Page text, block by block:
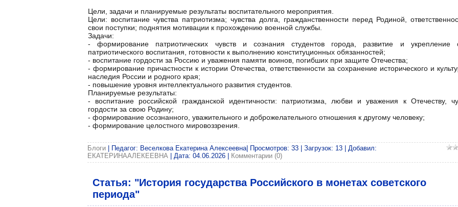
Цели, задачи и планируемые результаты воспитательного мероприятия.
Цели: воспитание чувства патриотизма; чувства долга, гражданственности перед Родиной,
свои поступки; поднятия мотивации к прохождению военной службы.
Задачи:
- формирование патриотических чувств и сознания студентов города, развитие и укрепление
патриотического воспитания, готовности к выполнению конституционных обязанностей;
- воспитание гордости за Россию и уважения памяти воинов, погибших при защите Отечества;
- формирование причастности к истории Отечества, ответственности за сохранение исторического и
наследия России и родного края;
- повышение уровня интеллектуального развития студентов.
Планируемые результаты:
- воспитание российской гражданской идентичности: патриотизма, любви и уважения к Отечеству,
гордости за свою Родину;
- формирование осознанного, уважительного и доброжелательного отношения к другому человеку;
- формирование целостного мировоззрения.
Блоги | Педагог: Веселкова Екатерина Алексеевна| Просмотров: 33 | Загрузок: 13 | Добавил:
ЕКАТЕРИНААЛЕКЕЕВНА | Дата: 04.06.2026 Комментарии (0)
Статья: "История государства Российского в монетах советского
периода"